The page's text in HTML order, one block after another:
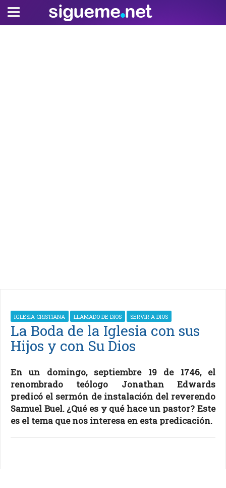
IGLESIA CRISTIANA LLAMADO DE DIOS SERVIR A DIOS
La Boda de la Iglesia con sus
Hijos y con Su Dios
En un domingo, septiembre 19 de 1746, el
renombrado teólogo Jonathan Edwards
predicó el sermón de instalación del reverendo
Samuel Buel. ¿Qué es y qué hace un pastor? Este
es el tema que nos interesa en esta predicación.